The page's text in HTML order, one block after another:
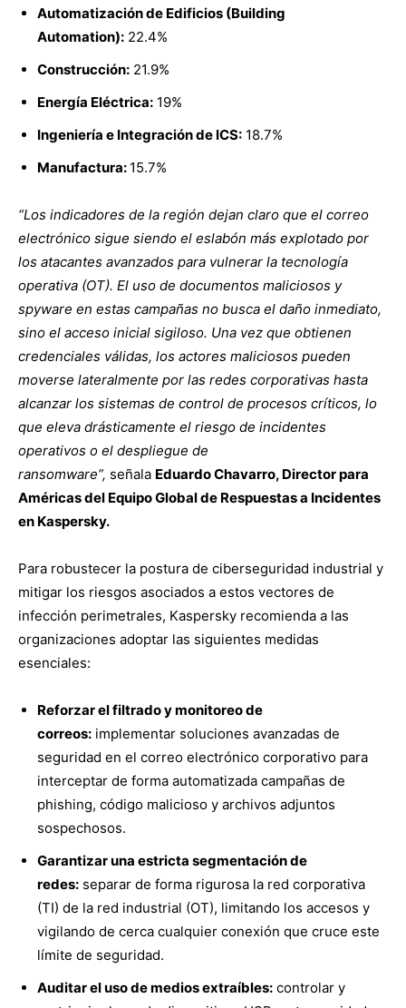
Automatización de Edificios (Building
Automation): 22.4%
Construcción: 21.9%
Energía Eléctrica: 19%
Ingeniería e Integración de ICS: 18.7%
Manufactura: 15.7%
“Los indicadores de la región dejan claro que el correo
electrónico sigue siendo el eslabón más explotado por
los atacantes avanzados para vulnerar la tecnología
operativa (OT). El uso de documentos maliciosos y
spyware en estas campañas no busca el daño inmediato,
sino el acceso inicial sigiloso. Una vez que obtienen
credenciales válidas, los actores maliciosos pueden
moverse lateralmente por las redes corporativas hasta
alcanzar los sistemas de control de procesos críticos, lo
que eleva drásticamente el riesgo de incidentes
operativos o el despliegue de
ransomware”, señala Eduardo Chavarro, Director para
Américas del Equipo Global de Respuestas a Incidentes
en Kaspersky.
Para robustecer la postura de ciberseguridad industrial y
mitigar los riesgos asociados a estos vectores de
infección perimetrales, Kaspersky recomienda a las
organizaciones adoptar las siguientes medidas
esenciales:
Reforzar el filtrado y monitoreo de
correos: implementar soluciones avanzadas de
seguridad en el correo electrónico corporativo para
interceptar de forma automatizada campañas de
phishing, código malicioso y archivos adjuntos
sospechosos.
Garantizar una estricta segmentación de
redes: separar de forma rigurosa la red corporativa
(TI) de la red industrial (OT), limitando los accesos y
vigilando de cerca cualquier conexión que cruce este
límite de seguridad.
Auditar el uso de medios extraíbles: controlar y